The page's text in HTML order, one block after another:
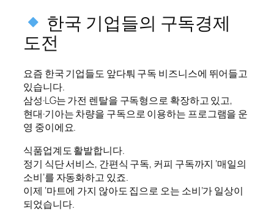
한국 기업들의 구독경제
도전
요즘 한국 기업들도 앞다퉈 구독 비즈니스에 뛰어들고
있습니다.
삼성·LG는 가전 렌탈을 구독형으로 확장하고 있고,
현대·기아는 차량을 구독으로 이용하는 프로그램을 운
영 중이에요.
식품업계도 활발합니다.
정기 식단 서비스, 간편식 구독, 커피 구독까지 ‘매일의
소비’를 자동화하고 있죠.
이제 ‘마트에 가지 않아도 집으로 오는 소비’가 일상이
되었습니다.